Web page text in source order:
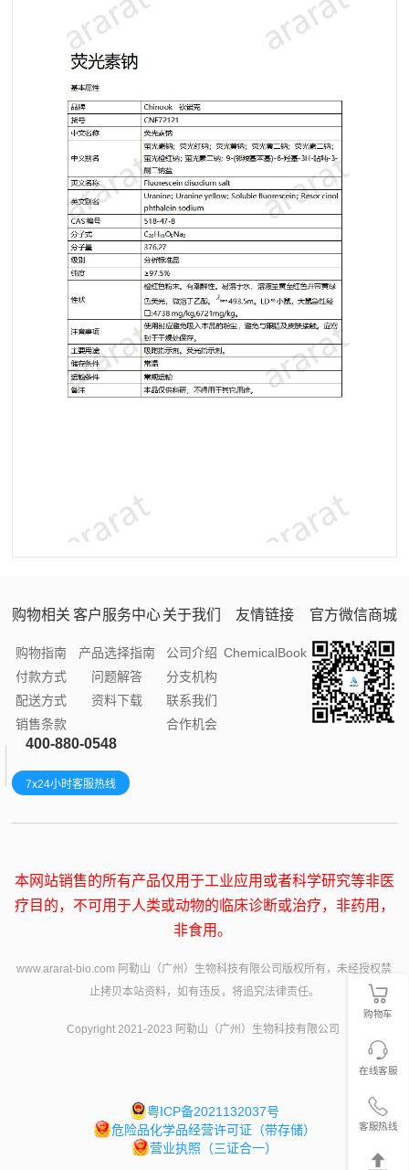
购物相关
购物指南
付款方式
配送方式
销售条款
客户服务中心
产品选择指南
问题解答
资料下载
关于我们
公司介绍
分支机构
联系我们
合作机会
友情链接
ChemicalBook
官方微信商城
400-880-0548
7x24小时客服热线
本网站销售的所有产品仅用于工业应用或者科学研究等非医
疗目的，不可用于人类或动物的临床诊断或治疗，非药用，
非食用。
www.ararat-bio.com 阿勒山（广州）生物科技有限公司版权所有，未经授权禁
止拷贝本站资料，如有违反，将追究法律责任。
Copyright 2021-2023 阿勒山（广州）生物科技有限公司
粤ICP备2021132037号
危险品化学品经营许可证（带存储）
营业执照（三证合一）
购物车
在线客服
客服热线